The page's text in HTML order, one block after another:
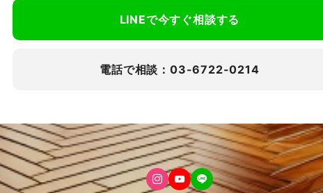
LINEで今すぐ相談する
電話で相談：03-6722-0214